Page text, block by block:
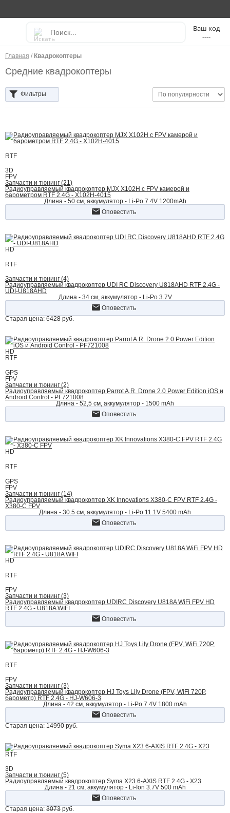
----
Главная / Квадрокоптеры
Средние квадрокоптеры
Фильтры
RTF
3D
FPV
Запчасти и тюнинг (21)
Радиоуправляемый квадрокоптер MJX X102H с FPV камерой и
барометром RTF 2.4G - X102H-4015
Длина - 50 см, аккумулятор - Li-Po 7.4V 1200mAh
Оповестить
HD
RTF
Запчасти и тюнинг (4)
Радиоуправляемый квадрокоптер UDI RC Discovery U818AHD RTF 2.4G -
UDI-U818AHD
Длина - 34 см, аккумулятор - Li-Po 3.7V
Оповестить
Старая цена: 6428 руб.
HD
RTF
GPS
FPV
Запчасти и тюнинг (2)
Радиоуправляемый квадрокоптер Parrot A.R. Drone 2.0 Power Edition iOS и
Android Control - PF721008
Длина - 52,5 см, аккумулятор - 1500 mAh
Оповестить
HD
RTF
GPS
FPV
Запчасти и тюнинг (14)
Радиоуправляемый квадрокоптер XK Innovations X380-C FPV RTF 2.4G -
X380-C FPV
Длина - 30.5 см, аккумулятор - Li-Po 11.1V 5400 mAh
Оповестить
HD
RTF
FPV
Запчасти и тюнинг (3)
Радиоуправляемый квадрокоптер UDIRC Discovery U818A WiFi FPV HD
RTF 2.4G - U818A WIFI
Оповестить
RTF
FPV
Запчасти и тюнинг (3)
Радиоуправляемый квадрокоптер HJ Toys Lily Drone (FPV, WiFi 720P,
барометр) RTF 2.4G - HJ-W606-3
Длина - 42 см, аккумулятор - Li-Po 7.4V 1800 mAh
Оповестить
Старая цена: 14990 руб.
RTF
3D
Запчасти и тюнинг (5)
Радиоуправляемый квадрокоптер Syma X23 6-AXIS RTF 2.4G - X23
Длина - 21 см, аккумулятор - Li-Ion 3.7V 500 mAh
Оповестить
Старая цена: 3073 руб.